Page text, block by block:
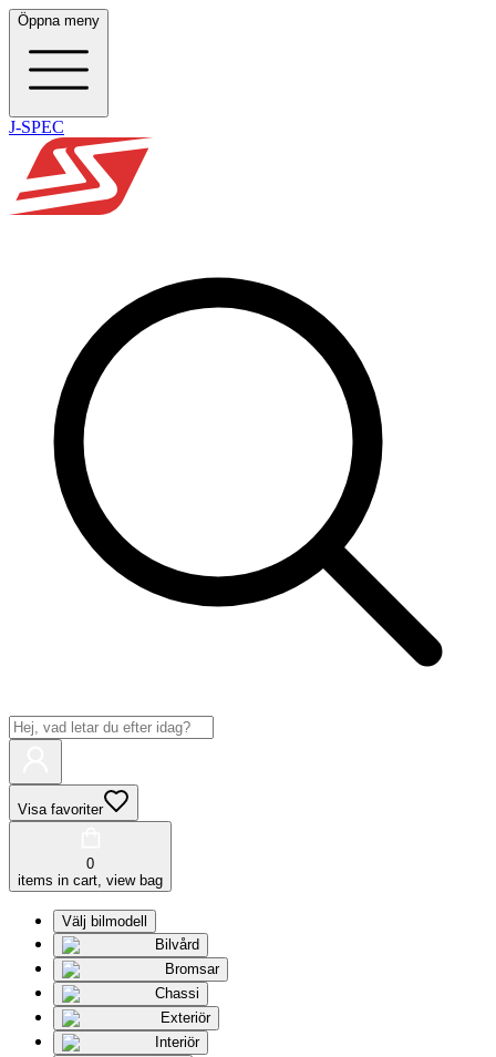
Öppna meny
J-SPEC
Visa favoriter
0
items in cart, view bag
Välj bilmodell
Bilvård
Bromsar
Chassi
Exteriör
Interiör